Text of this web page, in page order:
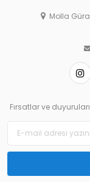
Molla
Fırsatlar ve